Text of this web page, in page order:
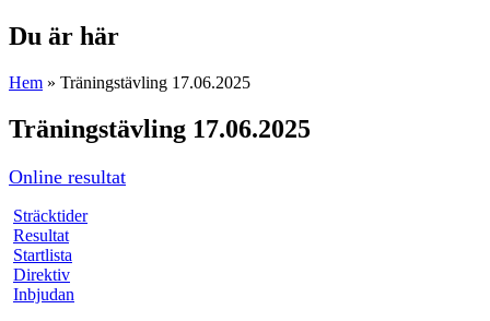
Du är här
Hem » Träningstävling 17.06.2025
Träningstävling 17.06.2025
Online resultat
Sträcktider
Resultat
Startlista
Direktiv
Inbjudan